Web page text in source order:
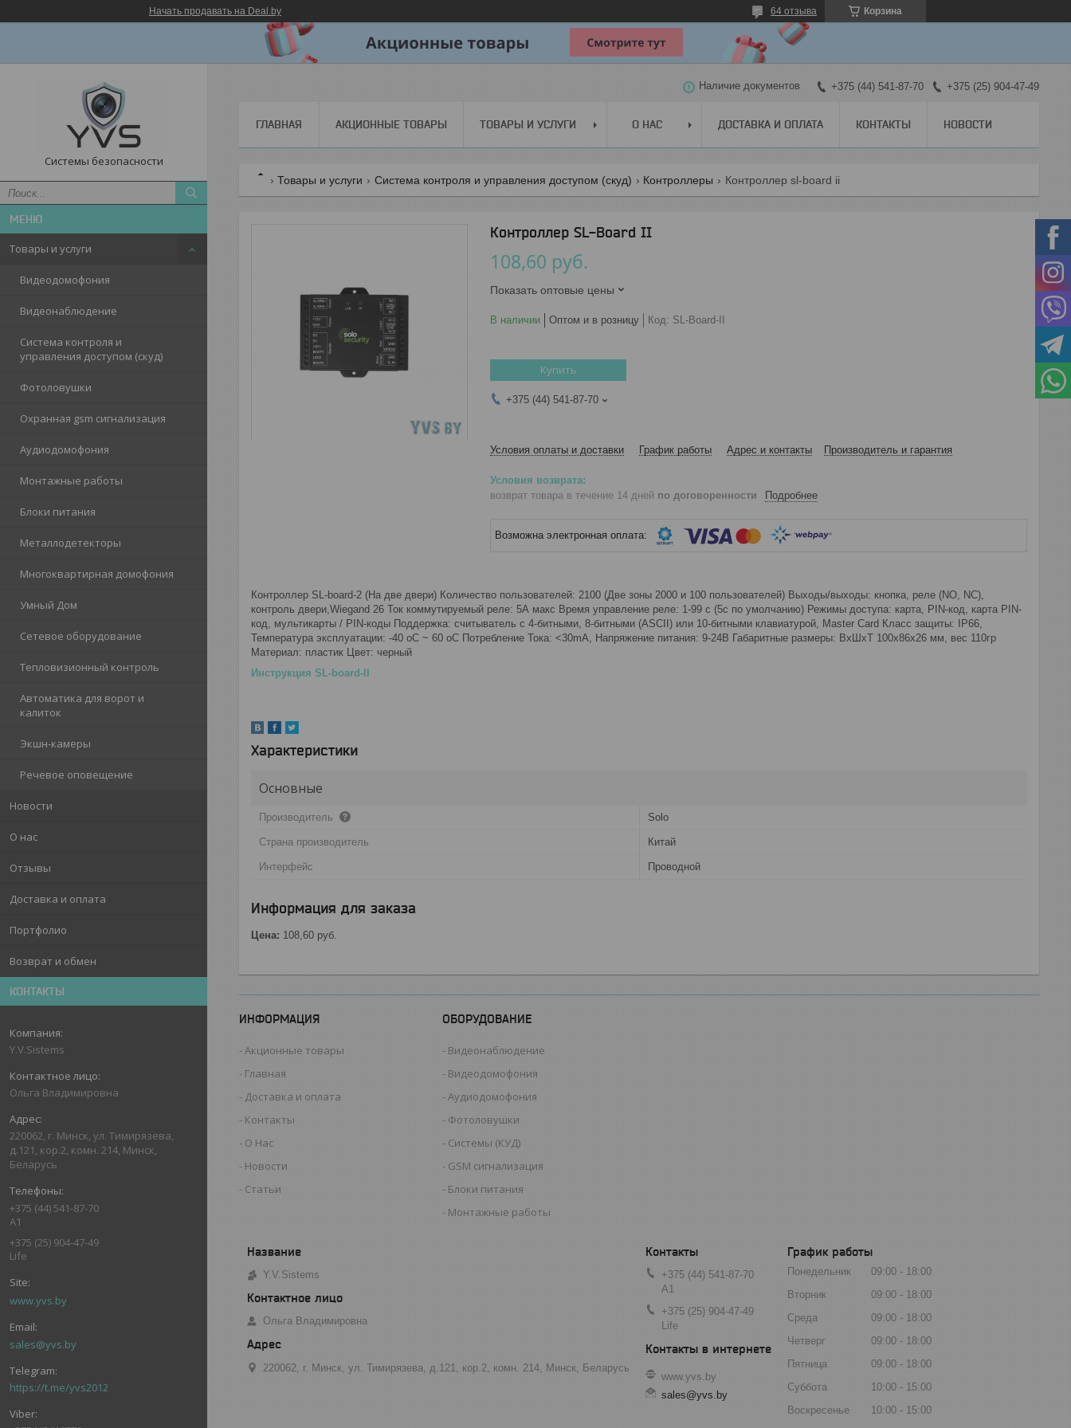
Начать продавать на Deal.by Корзина
64 отзыва
Системы безопасности
Товары и услуги
Видеодомофония
Видеонаблюдение
Система контроля и
управления доступом (скуд)
Фотоловушки
Охранная gsm сигнализация
Аудиодомофония
Монтажные работы
Блоки питания
Металлодетекторы
Многоквартирная домофония
Умный Дом
Сетевое оборудование
Тепловизионный контроль
Автоматика для ворот и
калиток
Экшн-камеры
Речевое оповещение
Новости
О нас
Отзывы
Доставка и оплата
Портфолио
Возврат и обмен
КОНТАКТЫ
Y.V.Sistems
Ольга Владимировна
220062, г. Минск, ул. Тимирязева,
д.121, кор.2, комн. 214, Минск,
Беларусь
+375 (44) 541-87-70
А1
+375 (25) 904-47-49
Life
www.yvs.by
sales@yvs.by
https://t.me/yvs2012
Наличие документов +375 (44) 541-87-70 +375 (25) 904-47-49
ГЛАВНАЯ АКЦИОННЫЕ ТОВАРЫ ТОВАРЫ И УСЛУГИ О НАС ДОСТАВКА И ОПЛАТА КОНТАКТЫ НОВОСТИ
Товары и услуги Система контроля и управления доступом (скуд) Контроллеры Контроллер sl-board ii
Контроллер SL-Board II
108,60 руб.
Показать оптовые цены
В наличии Оптом и в розницу Код: SL-Board-II
Купить
+375 (44) 541-87-70
Условия оплаты и доставки График работы Адрес и контакты Производитель и гарантия
возврат товара в течение 14 дней по договоренности Подробнее
Контроллер SL-board-2 (На две двери) Количество пользователей: 2100 (Две зоны 2000 и 100 пользователей) Выходы/выходы: кнопка, реле (NO, NC),
контроль двери,Wiegand 26 Ток коммутируемый реле: 5А макс Время управление реле: 1-99 с (5с по умолчанию) Режимы доступа: карта, PIN-код, карта PIN-
код, мультикарты / PIN-коды Поддержка: считыватель с 4-битными, 8-битными (ASCII) или 10-битными клавиатурой, Master Card Класс защиты: IP66,
Температура эксплуатации: -40 oC ~ 60 oC Потребление Тока: <30mA, Напряжение питания: 9-24В Габаритные размеры: ВхШхТ 100х86х26 мм, вес 110гр
Материал: пластик Цвет: черный
Инструкция SL-board-II
Характеристики
Основные
Производитель Solo
Страна производитель Китай
Интерфейс Проводной
Информация для заказа
Цена: 108,60 руб.
ИНФОРМАЦИЯ
Акционные товары
Главная
Доставка и оплата
Контакты
О Нас
Новости
Статьи
ОБОРУДОВАНИЕ
Видеонаблюдение
Видеодомофония
Аудиодомофония
Фотоловушки
Системы (КУД)
GSM сигнализация
Блоки питания
Монтажные работы
Y.V.Sistems
Ольга Владимировна
220062, г. Минск, ул. Тимирязева, д.121, кор.2, комн. 214, Минск, Беларусь
+375 (44) 541-87-70
А1
+375 (25) 904-47-49
Life
www.yvs.by
sales@yvs.by
График работы
Понедельник 09:00
18:00
Вторник
09:00
18:00
Среда
09:00
18:00
Четверг
09:00
18:00
Пятница
09:00
18:00
Суббота
10:00
15:00
Воскресенье
10:00 15:00